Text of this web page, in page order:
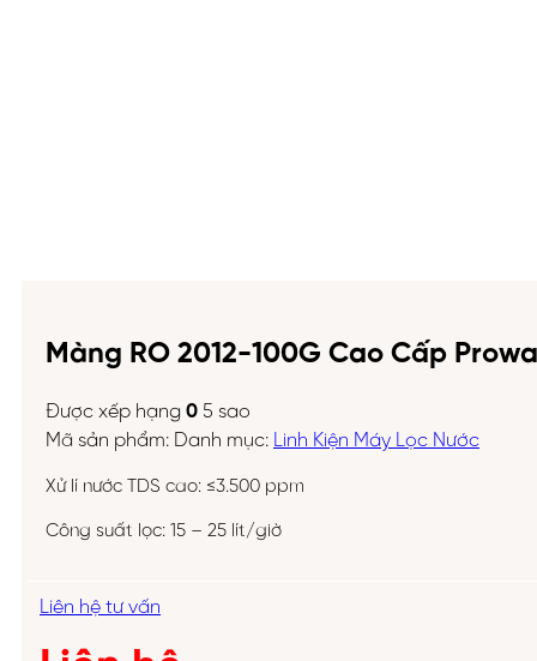
Màng RO 2012-100G Cao Cấp
Được xếp hạng 0 5 sao
Mã sản phẩm: Danh mục: Linh Kiện Máy Lọc Nước
Xử lí nước TDS cao: ≤3.500 ppm
Công suất lọc: 15 – 25 lít/giờ
Liên hệ tư vấn